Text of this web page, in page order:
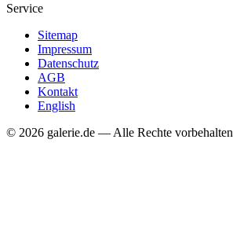
Service
Sitemap
Impressum
Datenschutz
AGB
Kontakt
English
© 2026 galerie.de — Alle Rechte vorbehalten